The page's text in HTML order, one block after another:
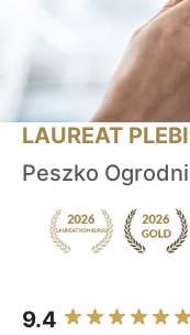
LAUREAT
Peszko
9.4